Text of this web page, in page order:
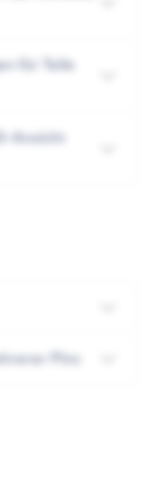
für Teile
Ansicht
Pins